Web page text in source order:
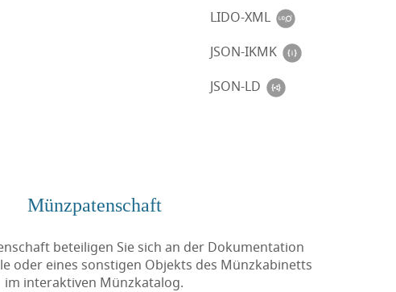
LIDO-XML
JSON-IKMK
JSON-LD
Münzpatenschaft
beteiligen Sie sich an der Dokumentation
oder eines sonstigen Objekts des Münzkabinetts
im interaktiven Münzkatalog.